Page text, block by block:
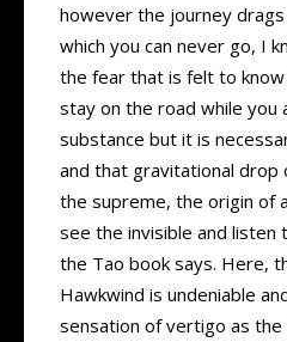
however the journey
which you can never go, I
the fear that is felt to
stay on the road while you
substance but it is
and that gravitational drop
the supreme, the origin of
see the invisible and listen
the Tao book says. Here,
Hawkwind is undeniable
sensation of vertigo as